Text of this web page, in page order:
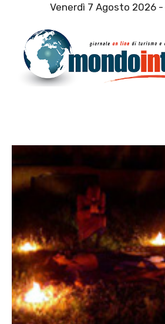
contenuto
Venerdì 7 Agosto 2026 -